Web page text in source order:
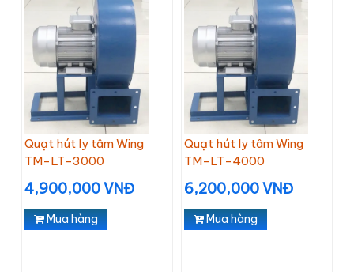
Quạt hút ly tâm Wing
TM-LT-3000
4,900,000 VNĐ
Mua hàng
Quạt hút ly tâm Wing
TM-LT-4000
6,200,000 VNĐ
Mua hàng